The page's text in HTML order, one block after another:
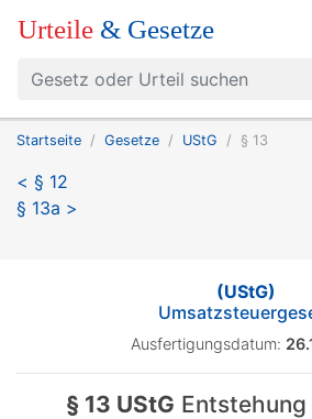
Urteile & Gesetze
Startseite Gesetze UStG § 13
< § 12
§ 13a >
(UStG)
Ausfertigungsdatum:
§ 13 UStG